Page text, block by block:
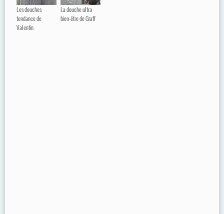
Les douches
tendance de
Valentin
La douche ultra
bien-être de Graff